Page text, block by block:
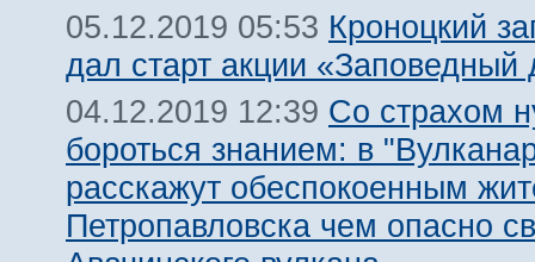
05.12.2019 05:53 Кроноцкий
дал старт акции «Заповедный
04.12.2019 12:39 Со страхом
бороться знанием: в
расскажут обеспокоенным
Петропавловска чем опасно